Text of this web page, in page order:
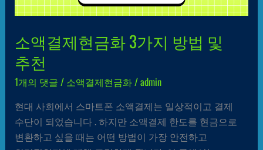
소액결제현금화 3가지 방법 및
추천
1개의 댓글 / 소액결제현금화/admin
현대 사회에서 스마트폰 소액결제는 일상적이고 결제
수단이 되었습니다 . 하지만 소액결제 한도를 현금으로
변환하고 싶을 때는 어떤 방법이 가장 안전하고